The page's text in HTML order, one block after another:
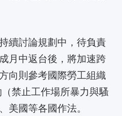
續討論規劃中，待負責
月中返台後，將加速跨
向則參考國際勞工組織
（禁止工作場所暴力與騷
美國等各國作法。